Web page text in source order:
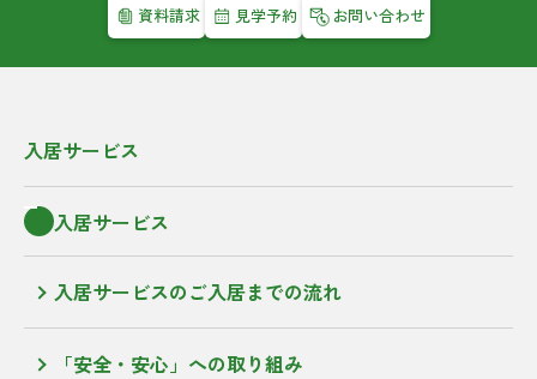
資料請求 見学予約 お問い合わせ
入居サービス
入居サービス
入居サービスのご入居までの流れ
「安全・安心」への取り組み